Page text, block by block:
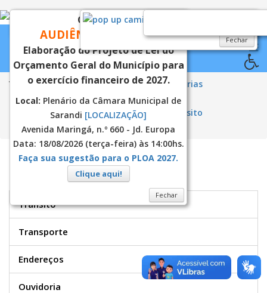
Você está aqui:Página Principal
Secretarias
Trânsito, Transporte e Segurança
Semutrans - Trânsito
Multas de Trânsito
Edital_NA_20260428_180606
SEMUTRANS
Trânsito
Transporte
Endereços
Ouvidoria
CONVITE
AUDIÊNCIA PÚBLICA
Elaboração do Projeto de Lei do
Orçamento Geral do Município para
o exercício financeiro de 2027.
Local: Plenário da Câmara Municipal de
Sarandi [LOCALIZAÇÃO]
Avenida Maringá, n.º 660 - Jd. Europa
Data: 18/08/2026 (terça-feira) às 14:00hs.
Faça sua sugestão para o PLOA 2027.
Clique aqui!
Fechar
Fechar